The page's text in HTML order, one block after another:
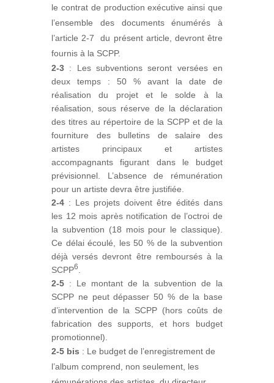
le contrat de production exécutive ainsi que
l’ensemble des documents énumérés à
l’article 2-7 du présent article, devront être
fournis à la SCPP.
2-3 : Les subventions seront versées en
deux temps : 50 % avant la date de
réalisation du projet et le solde à la
réalisation, sous réserve de la déclaration
des titres au répertoire de la SCPP et de la
fourniture des bulletins de salaire des
artistes principaux et artistes
accompagnants figurant dans le budget
prévisionnel. L’absence de rémunération
pour un artiste devra être justifiée.
2-4 : Les projets doivent être édités dans
les 12 mois après notification de l’octroi de
la subvention (18 mois pour le classique).
Ce délai écoulé, les 50 % de la subvention
déjà versés devront être remboursés à la
SCPP6.
2-5 : Le montant de la subvention de la
SCPP ne peut dépasser 50 % de la base
d’intervention de la SCPP (hors coûts de
fabrication des supports, et hors budget
promotionnel).
2-5 bis : Le budget de l’enregistrement de
l’album comprend, non seulement, les